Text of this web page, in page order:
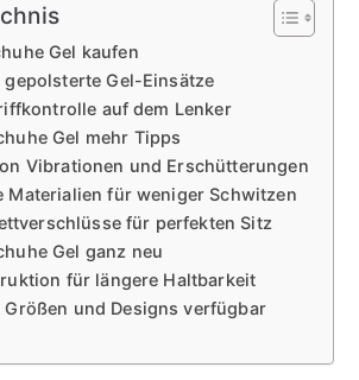
Gel kaufen
Gel-Einsätze
auf dem Lenker
Gel mehr Tipps
Vibrationen und Erschütterungen
Materialien für weniger Schwitzen
für perfekten Sitz
Gel ganz neu
für längere Haltbarkeit
Größen und Designs verfügbar